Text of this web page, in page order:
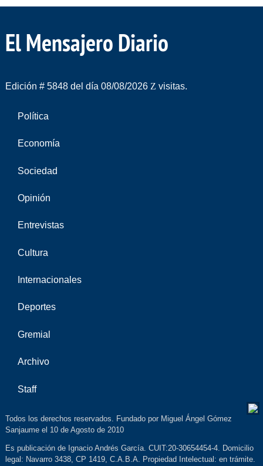
El Mensajero Diario
Edición # 5848 del día 08/08/2026 visitas.
Política
Economía
Sociedad
Opinión
Entrevistas
Cultura
Internacionales
Deportes
Gremial
Archivo
Staff
Todos los derechos reservados. Fundado por Miguel Ángel Gómez
Sanjaume el 10 de Agosto de 2010
Es publicación de Ignacio Andrés García. CUIT:20-30654454-4. Domicilio
legal: Navarro 3438, CP 1419, C.A.B.A. Propiedad Intelectual: en trámite.